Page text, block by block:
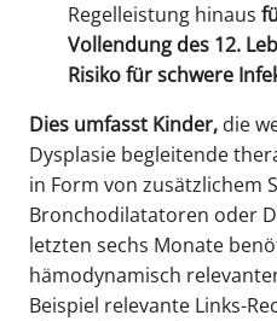
Regelleistung hinaus
Vollendung des 12.
Risiko für schwere
Dies umfasst Kinder, die
Dysplasie begleitende
in Form von zusätzlichem
Bronchodilatatoren oder
letzten sechs Monate
hämodynamisch
Beispiel relevante Links-